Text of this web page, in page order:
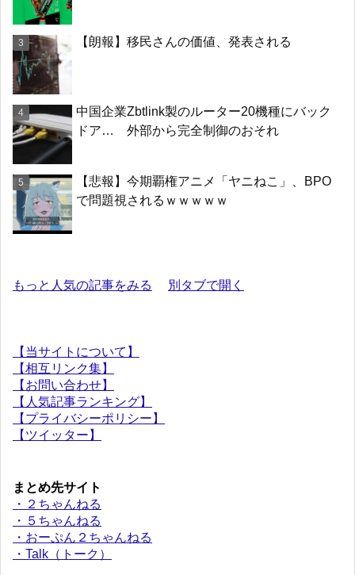
【朗報】移民さんの価値、発表される
中国企業Zbtlink製のルーター20機種にバック
ドア… 外部から完全制御のおそれ
【悲報】今期覇権アニメ「ヤニねこ」、BPO
で問題視されるｗｗｗｗｗ
もっと人気の記事をみる 別タブで開く
【当サイトについて】
【相互リンク集】
【お問い合わせ】
【人気記事ランキング】
【プライバシーポリシー】
【ツイッター】
まとめ先サイト
・２ちゃんねる
・５ちゃんねる
・おーぷん２ちゃんねる
・Talk（トーク）